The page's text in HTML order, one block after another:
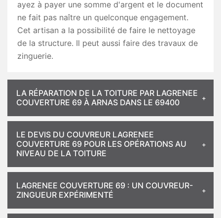
ayez à payer une somme d'argent et le document
ne fait pas naître un quelconque engagement.
Cet artisan a la possibilité de faire le nettoyage
de la structure. Il peut aussi faire des travaux de
zinguerie.
LA RÉPARATION DE LA TOITURE PAR LAGRENEE
COUVERTURE 69 À ARNAS DANS LE 69400
LE DEVIS DU COUVREUR LAGRENEE
COUVERTURE 69 POUR LES OPÉRATIONS AU
NIVEAU DE LA TOITURE
LAGRENEE COUVERTURE 69 : UN COUVREUR-
ZINGUEUR EXPÉRIMENTÉ